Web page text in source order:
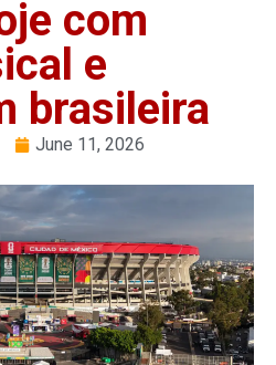
com
e
brasileira
June 11, 2026